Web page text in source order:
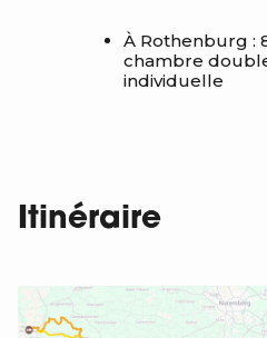
À Rothenburg :
chambre
individuelle
Itinéraire